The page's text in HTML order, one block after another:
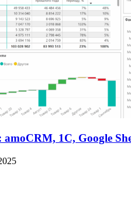
1C, Google